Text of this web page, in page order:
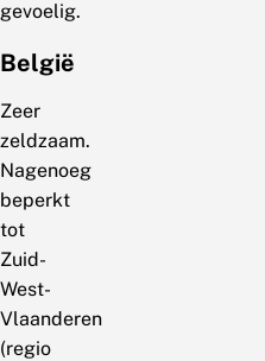
gevoelig.
België
Zeer
zeldzaam.
Nagenoeg
beperkt
tot
Zuid-
West-
Vlaanderen
(regio